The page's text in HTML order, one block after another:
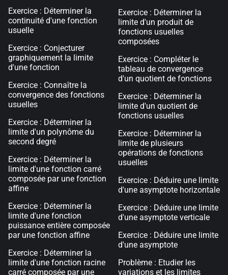
Exercice : Déterminer la
continuité d'une fonction
usuelle
Exercice : Conjecturer
graphiquement la limite
d'une fonction
Exercice : Connaître la
convergence des fonctions
usuelles
Exercice : Déterminer la
limite d'un polynôme du
second degré
Exercice : Déterminer la
limite d'une fonction carré
composée par une fonction
affine
Exercice : Déterminer la
limite d'une fonction
puissance entière composée
par une fonction affine
Exercice : Déterminer la
limite d'une fonction racine
carré composée par une
Exercice : Déterminer la
limite d'un produit de
fonctions usuelles
composées
Exercice : Compléter le
tableau de convergence
d'un quotient de fonctions
Exercice : Déterminer la
limite d'un quotient de
fonctions usuelles
Exercice : Déterminer la
limite de plusieurs
opérations de fonctions
usuelles
Exercice : Déduire une limite
d'une asymptote horizontale
Exercice : Déduire une limite
d'une asymptote verticale
Exercice : Déduire une limite
d'une asymptote
Problème : Etudier les
variations et les limites